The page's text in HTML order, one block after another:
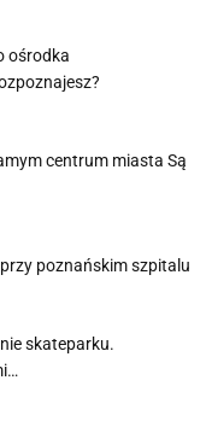
ośrodka
centrum miasta Są
poznańskim szpitalu
skateparku.